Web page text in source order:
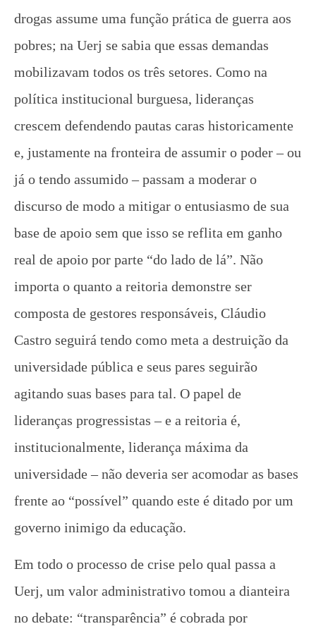
drogas assume uma função prática de guerra aos
pobres; na Uerj se sabia que essas demandas
mobilizavam todos os três setores. Como na
política institucional burguesa, lideranças
crescem defendendo pautas caras historicamente
e, justamente na fronteira de assumir o poder – ou
já o tendo assumido – passam a moderar o
discurso de modo a mitigar o entusiasmo de sua
base de apoio sem que isso se reflita em ganho
real de apoio por parte “do lado de lá”. Não
importa o quanto a reitoria demonstre ser
composta de gestores responsáveis, Cláudio
Castro seguirá tendo como meta a destruição da
universidade pública e seus pares seguirão
agitando suas bases para tal. O papel de
lideranças progressistas – e a reitoria é,
institucionalmente, liderança máxima da
universidade – não deveria ser acomodar as bases
frente ao “possível” quando este é ditado por um
governo inimigo da educação.
Em todo o processo de crise pelo qual passa a
Uerj, um valor administrativo tomou a dianteira
no debate: “transparência” é cobrada por